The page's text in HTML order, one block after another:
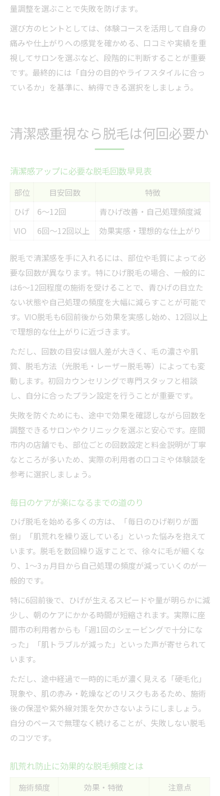
量調整を選ぶことで失敗を防げます。
選び方のヒントとしては、体験コースを活用して自身の
痛みや仕上がりへの感覚を確かめる、口コミや実績を重
視してサロンを選ぶなど、段階的に判断することが重要
です。最終的には「自分の目的やライフスタイルに合っ
ているか」を基準に、納得できる選択をしましょう。
清潔感重視なら脱毛は何回必要か
清潔感アップに必要な脱毛回数早見表
部位 目安回数
特徴
ひげ
6～12回
青ひげ改善・自己処理頻度減
VIO
6回～12回以上 効果実感・理想的な仕上がり
脱毛で清潔感を手に入れるには、部位や毛質によって必
要な回数が異なります。特にひげ脱毛の場合、一般的に
は6～12回程度の施術を受けることで、青ひげの目立た
ない状態や自己処理の頻度を大幅に減らすことが可能で
す。VIO脱毛も6回前後から効果を実感し始め、12回以上
で理想的な仕上がりに近づきます。
ただし、回数の目安は個人差が大きく、毛の濃さや肌
質、脱毛方法（光脱毛・レーザー脱毛等）によっても変
動します。初回カウンセリングで専門スタッフと相談
し、自分に合ったプラン設定を行うことが重要です。
失敗を防ぐためにも、途中で効果を確認しながら回数を
調整できるサロンやクリニックを選ぶと安心です。座間
市内の店舗でも、部位ごとの回数設定と料金説明が丁寧
なところが多いため、実際の利用者の口コミや体験談を
参考に選択しましょう。
毎日のケアが楽になるまでの道のり
ひげ脱毛を始める多くの方は、「毎日のひげ剃りが面
倒」「肌荒れを繰り返している」といった悩みを抱えて
います。脱毛を数回繰り返すことで、徐々に毛が細くな
り、1～3ヵ月目から自己処理の頻度が減っていくのが一
般的です。
特に6回前後で、ひげが生えるスピードや量が明らかに減
少し、朝のケアにかかる時間が短縮されます。実際に座
間市の利用者からも「週1回のシェービングで十分にな
った」「肌トラブルが減った」といった声が寄せられて
います。
ただし、途中経過で一時的に毛が濃く見える「硬毛化」
現象や、肌の赤み・乾燥などのリスクもあるため、施術
後の保湿や紫外線対策を欠かさないようにしましょう。
自分のペースで無理なく続けることが、失敗しない脱毛
のコツです。
肌荒れ防止に効果的な脱毛頻度とは
施術頻度 効果・特徴 注意点